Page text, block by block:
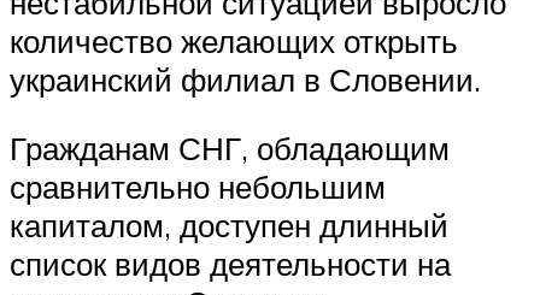
количество желающих открыть
украинский филиал в Словении.
Гражданам СНГ, обладающим
сравнительно небольшим
капиталом, доступен длинный
список видов деятельности на